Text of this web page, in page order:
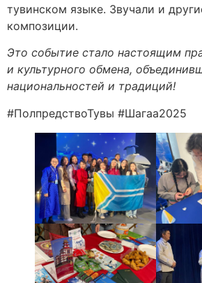
тувинском языке. Звучали и
композиции.
Это событие стало настоящим
и культурного обмена,
национальностей и традиций!
#ПолпредствоТувы #Шагаа2025